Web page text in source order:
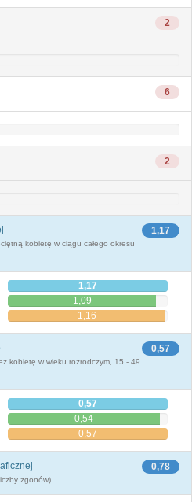
2
6
2
1,17
kobietę w ciągu całego okresu
1,17
1,09
1,16
0,57
kobietę w wieku rozrodczym, 15 - 49
0,57
0,54
0,57
0,78
zgonów)